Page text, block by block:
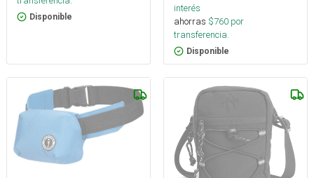
Disponible
interés
ahorras $760 por
transferencia.
Disponible